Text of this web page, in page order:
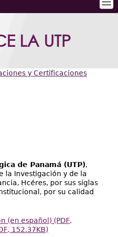
la UTP
LA UTP
y Certificaciones
de Panamá (UTP),
la Investigación y de la
Hcéres, por sus siglas
por su calidad
(en español) (PDF,
152.37KB)